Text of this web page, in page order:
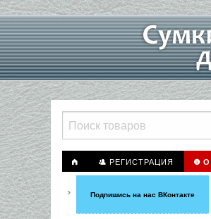
РЕГИСТРАЦИЯ О
Подпишись на нас ВКонтакте